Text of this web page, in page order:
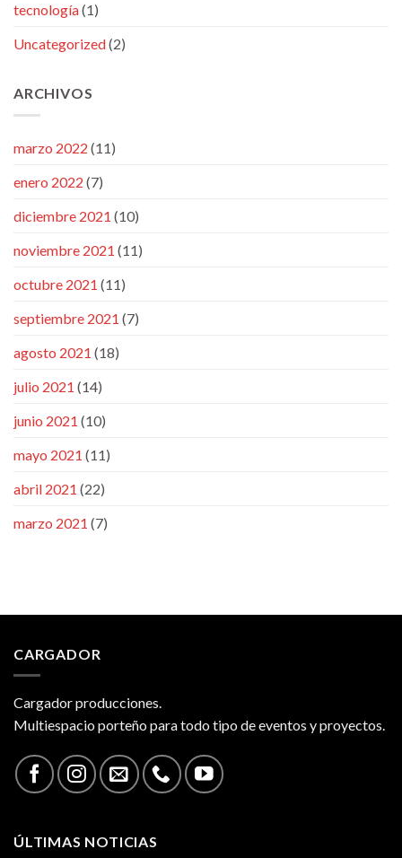
tecnología(1)
Uncategorized(2)
ARCHIVOS
marzo 2022 (11)
enero 2022 (7)
diciembre 2021 (10)
noviembre 2021 (11)
octubre 2021 (11)
septiembre 2021 (7)
agosto 2021 (18)
julio 2021 (14)
junio 2021 (10)
mayo 2021 (11)
abril 2021 (22)
marzo 2021 (7)
CARGADOR
Cargador producciones.
Multiespacio porteño para todo tipo de eventos y proyectos.
ÚLTIMAS NOTICIAS